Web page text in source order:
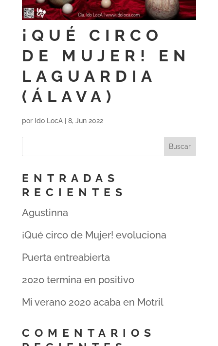
¡QUÉ CIRCO
DE MUJER! EN
LAGUARDIA
(ÁLAVA)
por Ido LocA| 8, Jun 2022
ENTRADAS
RECIENTES
Agustinna
¡Qué circo de Mujer! evoluciona
Puerta entreabierta
2020 termina en positivo
Mi verano 2020 acaba en Motril
COMENTARIOS